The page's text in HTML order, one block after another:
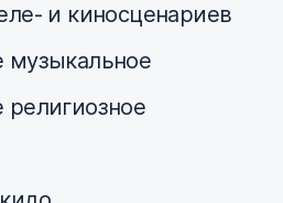
и киносценариев
музыкальное
религиозное